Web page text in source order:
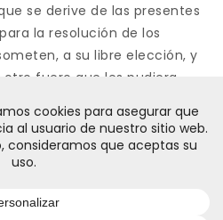
se derive de las presentes
la resolución de los
a su libre elección, y
fuero que les pudiera